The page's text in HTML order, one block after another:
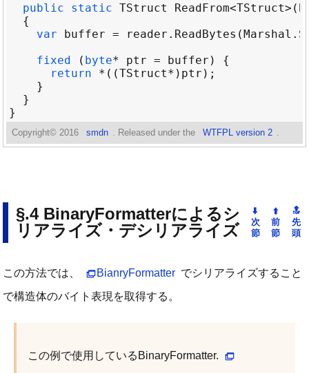
public
static TStruct ReadFrom<TStruct> (
var
buffer = reader . ReadBytes (Marshal .
fixed ( byte* ptr = buffer
return
* ((TStruct* ) ptr
Copyright© 2016 smdn . Released under the WTFPL version 2
BinaryFormatterによるシ
リアライズ・デシリアライズ
この方法では、 BianryFormatter でシリアライズすること
で構造体のバイト表現を取得する。
この例で使用しているBinaryFormatter.